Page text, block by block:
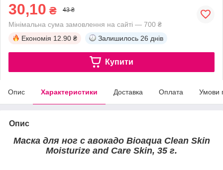
30,10 ₴ 43 ₴
Мінімальна сума замовлення на сайті — 700 ₴
Економія 12.90 ₴ Залишилось 26 днів
Купити
Опис Характеристики Доставка Оплата Умови
Опис
Маска для ног с авокадо Bioaqua Clean Skin
Moisturize and Care Skin, 35 г.